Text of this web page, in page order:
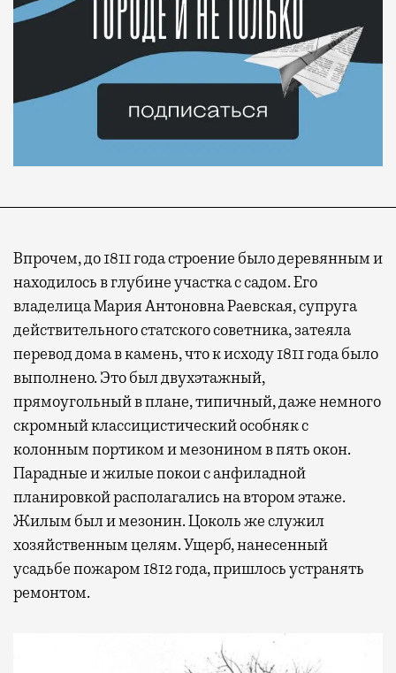
Впрочем, до 1811 года строение было деревянным и
находилось в глубине участка с садом. Его
владелица Мария Антоновна Раевская, супруга
действительного статского советника, затеяла
перевод дома в камень, что к исходу 1811 года было
выполнено. Это был двухэтажный,
прямоугольный в плане, типичный, даже немного
скромный классицистический особняк с
колонным портиком и мезонином в пять окон.
Парадные и жилые покои с анфиладной
планировкой располагались на втором этаже.
Жилым был и мезонин. Цоколь же служил
хозяйственным целям. Ущерб, нанесенный
усадьбе пожаром 1812 года, пришлось устранять
ремонтом.